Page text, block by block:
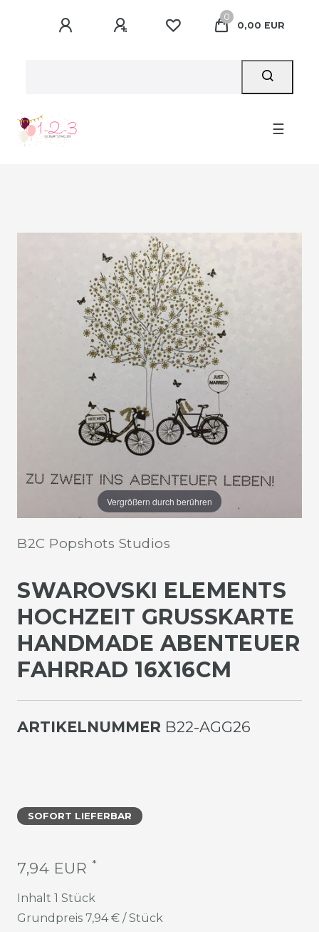
0
0,00 EUR
☰
Vergrößern durch berühren
B2C Popshots Studios
SWAROVSKI ELEMENTS
HOCHZEIT GRUSSKARTE H
ANDMADE ABENTEUER F
AHRRAD 16X16CM
ARTIKELNUMMER B22-AGG26
SOFORT LIEFERBAR
7,94 EUR *
Inhalt 1 Stück
Grundpreis 7,94 € / Stück